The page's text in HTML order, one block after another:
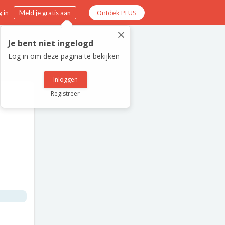
in Meld je gratis aan Ontdek PLUS
×
Je bent niet ingelogd
Log in om deze pagina te bekijken
Inloggen
Registreer